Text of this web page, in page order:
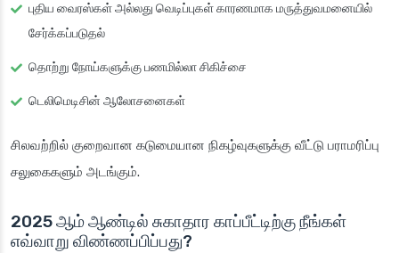
புதிய வைரஸ்கள் அல்லது வெடிப்புகள் காரணமாக மருத்துவமனையில்
சேர்க்கப்படுதல்
தொற்று நோய்களுக்கு பணமில்லா சிகிச்சை
டெலிமெடிசின் ஆலோசனைகள்
சிலவற்றில் குறைவான கடுமையான நிகழ்வுகளுக்கு வீட்டு பராமரிப்பு
சலுகைகளும் அடங்கும்.
2025 ஆம் ஆண்டில் சுகாதார காப்பீட்டிற்கு நீங்கள்
எவ்வாறு விண்ணப்பிப்பது?